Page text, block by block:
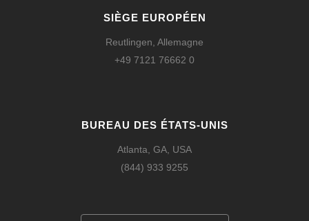
SIÈGE EUROPÉEN
Reutlingen, Allemagne
+49 7121 76662 0
BUREAU DES ÉTATS-UNIS
Atlanta, GA, USA
(844) 933 9255